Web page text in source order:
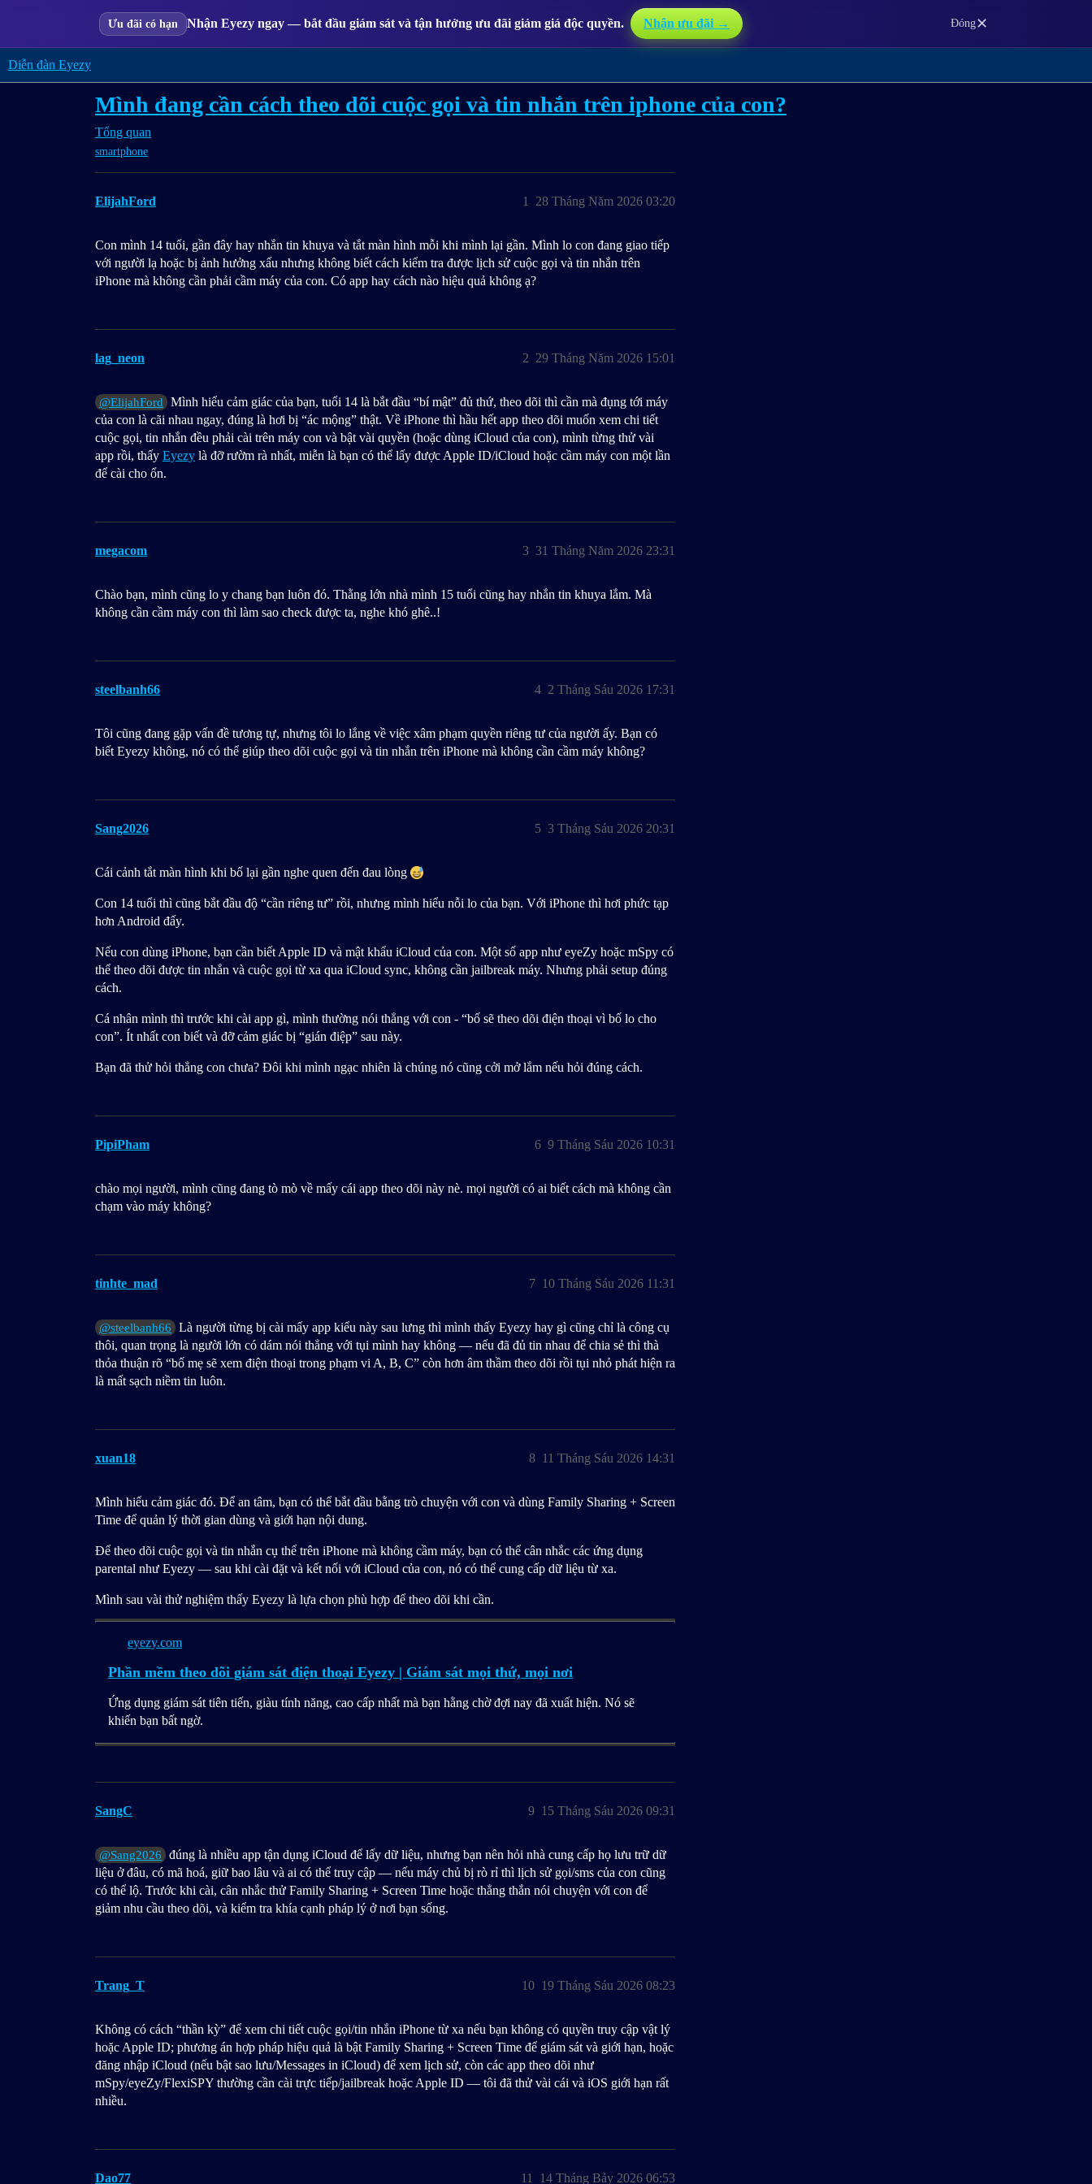
Ưu đãi có hạn Nhận Eyezy ngay — bắt đầu giám sát và tận hưởng ưu đãi giảm giá độc quyền. Nhận ưu đãi → Đóng✕
Diễn đàn Eyezy
Mình đang cần cách theo dõi cuộc gọi và tin nhắn trên iphone của con?
Tổng quan
smartphone
ElijahFord 28 Tháng Năm 2026 03:20
1
Con mình 14 tuổi, gần đây hay nhắn tin khuya và tắt màn hình mỗi khi mình lại gần. Mình lo con đang giao tiếp
với người lạ hoặc bị ảnh hưởng xấu nhưng không biết cách kiểm tra được lịch sử cuộc gọi và tin nhắn trên
iPhone mà không cần phải cầm máy của con. Có app hay cách nào hiệu quả không ạ?
lag_neon 29 Tháng Năm 2026 15:01
2
@ElijahFord
Mình hiểu cảm giác của bạn, tuổi 14 là bắt đầu “bí mật” đủ thứ, theo dõi thì cần mà đụng tới máy
của con là cãi nhau ngay, đúng là hơi bị “ác mộng” thật. Về iPhone thì hầu hết app theo dõi muốn xem chi tiết
cuộc gọi, tin nhắn đều phải cài trên máy con và bật vài quyền (hoặc dùng iCloud của con), mình từng thử vài
app rồi, thấy Eyezy là đỡ rườm rà nhất, miễn là bạn có thể lấy được Apple ID/iCloud hoặc cầm máy con một lần
để cài cho ổn.
megacom 31 Tháng Năm 2026 23:31
3
Chào bạn, mình cũng lo y chang bạn luôn đó. Thằng lớn nhà mình 15 tuổi cũng hay nhắn tin khuya lắm. Mà
không cần cầm máy con thì làm sao check được ta, nghe khó ghê..!
steelbanh66 2 Tháng Sáu 2026 17:31
4
Tôi cũng đang gặp vấn đề tương tự, nhưng tôi lo lắng về việc xâm phạm quyền riêng tư của người ấy. Bạn có
biết Eyezy không, nó có thể giúp theo dõi cuộc gọi và tin nhắn trên iPhone mà không cần cầm máy không?
Sang2026 3 Tháng Sáu 2026 20:31
5
Cái cảnh tắt màn hình khi bố lại gần nghe quen đến đau lòng
Con 14 tuổi thì cũng bắt đầu độ “cần riêng tư” rồi, nhưng mình hiểu nỗi lo của bạn. Với iPhone thì hơi phức tạp
hơn Android đấy.
Nếu con dùng iPhone, bạn cần biết Apple ID và mật khẩu iCloud của con. Một số app như eyeZy hoặc mSpy có
thể theo dõi được tin nhắn và cuộc gọi từ xa qua iCloud sync, không cần jailbreak máy. Nhưng phải setup đúng
cách.
Cá nhân mình thì trước khi cài app gì, mình thường nói thẳng với con - “bố sẽ theo dõi điện thoại vì bố lo cho
con”. Ít nhất con biết và đỡ cảm giác bị “gián điệp” sau này.
Bạn đã thử hỏi thẳng con chưa? Đôi khi mình ngạc nhiên là chúng nó cũng cởi mở lắm nếu hỏi đúng cách.
PipiPham 9 Tháng Sáu 2026 10:31
6
chào mọi người, mình cũng đang tò mò về mấy cái app theo dõi này nè. mọi người có ai biết cách mà không cần
chạm vào máy không?
tinhte_mad 10 Tháng Sáu 2026 11:31
7
@steelbanh66
Là người từng bị cài mấy app kiểu này sau lưng thì mình thấy Eyezy hay gì cũng chỉ là công cụ
thôi, quan trọng là người lớn có dám nói thẳng với tụi mình hay không — nếu đã đủ tin nhau để chia sẻ thì thà
thỏa thuận rõ “bố mẹ sẽ xem điện thoại trong phạm vi A, B, C” còn hơn âm thầm theo dõi rồi tụi nhỏ phát hiện ra
là mất sạch niềm tin luôn.
xuan18 11 Tháng Sáu 2026 14:31
8
Mình hiểu cảm giác đó. Để an tâm, bạn có thể bắt đầu bằng trò chuyện với con và dùng Family Sharing + Screen
Time để quản lý thời gian dùng và giới hạn nội dung.
Để theo dõi cuộc gọi và tin nhắn cụ thể trên iPhone mà không cầm máy, bạn có thể cân nhắc các ứng dụng
parental như Eyezy — sau khi cài đặt và kết nối với iCloud của con, nó có thể cung cấp dữ liệu từ xa.
Mình sau vài thử nghiệm thấy Eyezy là lựa chọn phù hợp để theo dõi khi cần.
eyezy.com
Phần mềm theo dõi giám sát điện thoại Eyezy | Giám sát mọi thứ, mọi nơi
Ứng dụng giám sát tiên tiến, giàu tính năng, cao cấp nhất mà bạn hằng chờ đợi nay đã xuất hiện. Nó sẽ
khiến bạn bất ngờ.
SangC 15 Tháng Sáu 2026 09:31
9
@Sang2026
đúng là nhiều app tận dụng iCloud để lấy dữ liệu, nhưng bạn nên hỏi nhà cung cấp họ lưu trữ dữ
liệu ở đâu, có mã hoá, giữ bao lâu và ai có thể truy cập — nếu máy chủ bị rò rỉ thì lịch sử gọi/sms của con cũng
có thể lộ. Trước khi cài, cân nhắc thử Family Sharing + Screen Time hoặc thẳng thắn nói chuyện với con để
giảm nhu cầu theo dõi, và kiểm tra khía cạnh pháp lý ở nơi bạn sống.
Trang_T 19 Tháng Sáu 2026 08:23
10
Không có cách “thần kỳ” để xem chi tiết cuộc gọi/tin nhắn iPhone từ xa nếu bạn không có quyền truy cập vật lý
hoặc Apple ID; phương án hợp pháp hiệu quả là bật Family Sharing + Screen Time để giám sát và giới hạn, hoặc
đăng nhập iCloud (nếu bật sao lưu/Messages in iCloud) để xem lịch sử, còn các app theo dõi như
mSpy/eyeZy/FlexiSPY thường cần cài trực tiếp/jailbreak hoặc Apple ID — tôi đã thử vài cái và iOS giới hạn rất
nhiều.
Dao77 14 Tháng Bảy 2026 06:53
11